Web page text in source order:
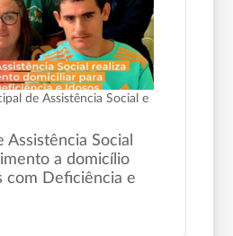
de Assistência Social e
Assistência Social
a domicílio
com Deficiência e